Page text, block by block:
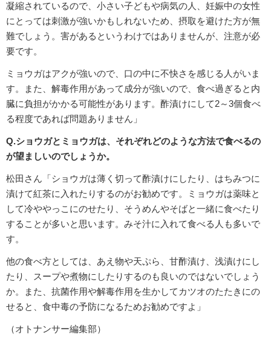
凝縮されているので、小さい子どもや病気の人、妊娠中の女性
にとっては刺激が強いかもしれないため、摂取を避けた方が無
難でしょう。害があるというわけではありませんが、注意が必
要です。
ミョウガはアクが強いので、口の中に不快さを感じる人がいま
す。また、解毒作用があって成分が強いので、食べ過ぎると内
臓に負担がかかる可能性があります。酢漬けにして2～3個食べ
る程度であれば問題ありません」
Q.ショウガとミョウガは、それぞれどのような方法で食べるの
が望ましいのでしょうか。
松田さん「ショウガは薄く切って酢漬けにしたり、はちみつに
漬けて紅茶に入れたりするのがお勧めです。ミョウガは薬味と
して冷ややっこにのせたり、そうめんやそばと一緒に食べたり
することが多いと思います。みそ汁に入れて食べる人も多いで
す。
他の食べ方としては、あえ物や天ぷら、甘酢漬け、浅漬けにし
たり、スープや煮物にしたりするのも良いのではないでしょう
か。また、抗菌作用や解毒作用を生かしてカツオのたたきにの
せると、食中毒の予防になるためお勧めですよ」
（オトナンサー編集部）